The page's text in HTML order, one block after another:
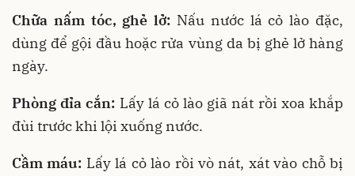
Chữa nấm tóc, ghẻ lở: Nấu nước lá cỏ lào đặc,
dùng để gội đầu hoặc rửa vùng da bị ghẻ lở hàng
ngày.
Phòng đỉa cắn: Lấy lá cỏ lào giã nát rồi xoa khắp
đùi trước khi lội xuống nước.
Cầm máu: Lấy lá cỏ lào rồi vò nát, xát vào chỗ bị